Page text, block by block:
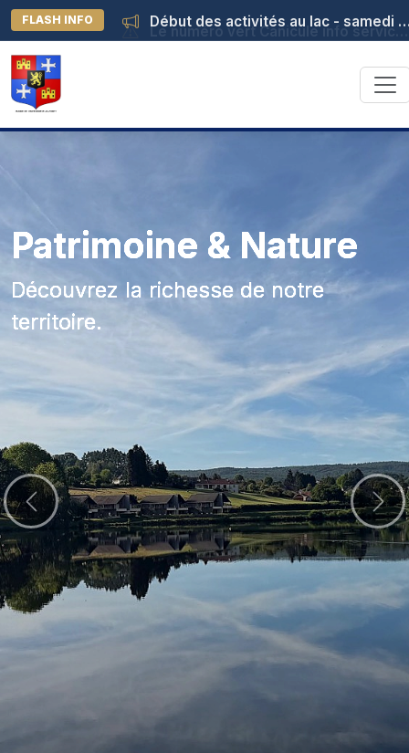
FLASH INFO Début des activités au lac -
Patrimoine & Nature
Découvrez la richesse de notre
territoire.